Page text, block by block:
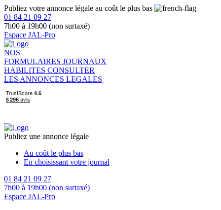
Publiez votre annonce légale au coût le plus bas
01 84 21 09 27
7h00 à 19h00 (non surtaxé)
Espace JAL-Pro
NOS
FORMULAIRES JOURNAUX
HABILITES CONSULTER
LES ANNONCES LEGALES
Publiez une annonce légale
Au coût le plus bas
En choisissant votre journal
01 84 21 09 27
7h00 à 19h00 (non surtaxé)
Espace JAL-Pro